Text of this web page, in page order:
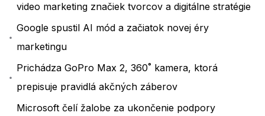
video marketing značiek tvorcov a digitálne stratégie
Google spustil AI mód a začiatok novej éry
marketingu
Prichádza GoPro Max 2, 360˚ kamera, ktorá
prepisuje pravidlá akčných záberov
Microsoft čelí žalobe za ukončenie podpory